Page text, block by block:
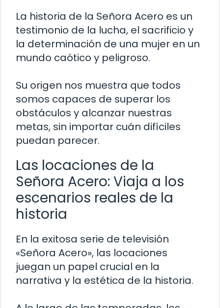
La historia de la Señora Acero es un
testimonio de la lucha, el sacrificio y
la determinación de una mujer en un
mundo caótico y peligroso.
Su origen nos muestra que todos
somos capaces de superar los
obstáculos y alcanzar nuestras
metas, sin importar cuán difíciles
puedan parecer.
Las locaciones de la
Señora Acero: Viaja a los
escenarios reales de la
historia
En la exitosa serie de televisión
«Señora Acero», las locaciones
juegan un papel crucial en la
narrativa y la estética de la historia.